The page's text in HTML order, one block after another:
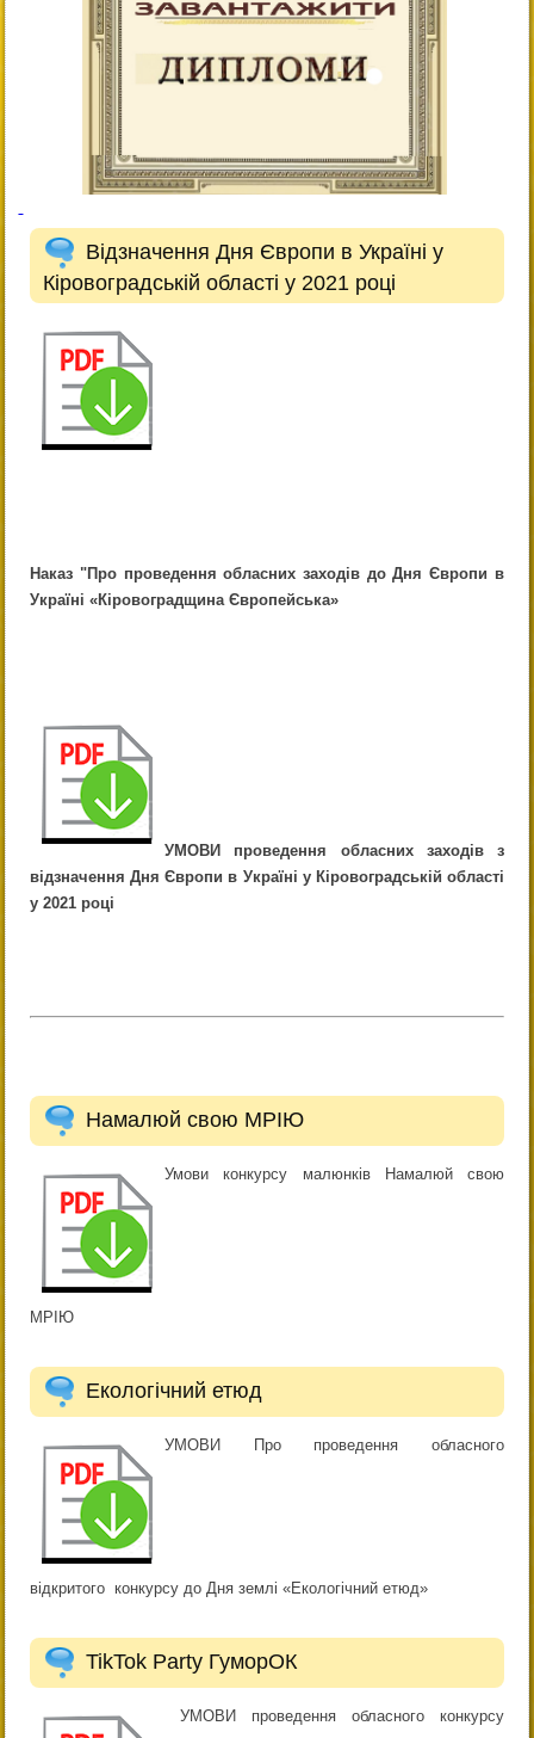
Відзначення Дня Європи в Україні у
Кіровоградській області у 2021 році
Наказ "Про проведення обласних заходів до Дня Європи в
Україні «Кіровоградщина Європейська»
УМОВИ проведення обласних заходів з
відзначення Дня Європи в Україні у Кіровоградській області
у 2021 році
Намалюй свою МРІЮ
Умови конкурсу малюнків Намалюй свою
МРІЮ
Екологічний етюд
УМОВИ Про проведення обласного
відкритого конкурсу до Дня землі «Екологічний етюд»
TikTok Party ГуморОК
УМОВИ проведення обласного конкурсу